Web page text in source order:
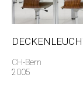
CH-Bern
2005